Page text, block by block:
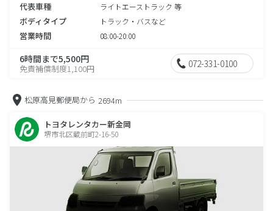
代表車種 ライトエーストラック 等
ボディタイプ トラック・バスなど
営業時間 08:00-20:00
6時間まで5,500円
免責補償制度1,100円 072-331-0100
松原高見郵便局から 2694m
トヨタレンタカー新金岡
堺市北区蔵前町2-16-50